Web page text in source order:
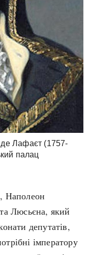
Лафаєт (1757-
палац
Наполеон
Люсьєна, який
депутатів,
імператору